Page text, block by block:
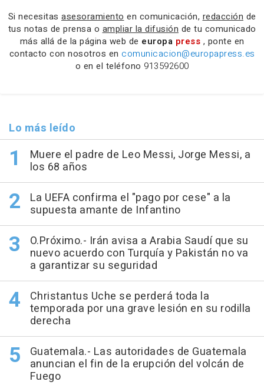
Si necesitas asesoramiento en comunicación, redacción de
tus notas de prensa o ampliar la difusión de tu comunicado
más allá de la página web de europa press , ponte en
contacto con nosotros en comunicacion@europapress.es
o en el teléfono 913592600
Lo más leído
Muere el padre de Leo Messi, Jorge Messi, a
los 68 años
La UEFA confirma el "pago por cese" a la
supuesta amante de Infantino
O.Próximo.- Irán avisa a Arabia Saudí que su
nuevo acuerdo con Turquía y Pakistán no va
a garantizar su seguridad
Christantus Uche se perderá toda la
temporada por una grave lesión en su rodilla
derecha
Guatemala.- Las autoridades de Guatemala
anuncian el fin de la erupción del volcán de
Fuego